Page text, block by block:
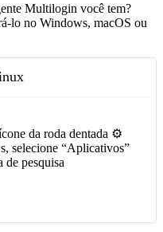
Multilogin você tem?
lo no Windows, macOS ou
da roda dentada ⚙️
selecione “Aplicativos”
pesquisa